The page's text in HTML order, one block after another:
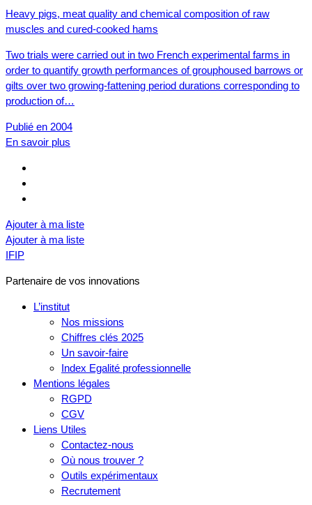
Heavy pigs, meat quality and chemical composition of raw
muscles and cured-cooked hams
Two trials were carried out in two French experimental farms in
order to quantify growth performances of grouphoused barrows or
gilts over two growing-fattening period durations corresponding to
production of…
Publié en 2004
En savoir plus
Ajouter à ma liste
Ajouter à ma liste
IFIP
Partenaire de vos innovations
L’institut
Nos missions
Chiffres clés 2025
Un savoir-faire
Index Egalité professionnelle
Mentions légales
RGPD
CGV
Liens Utiles
Contactez-nous
Où nous trouver ?
Outils expérimentaux
Recrutement